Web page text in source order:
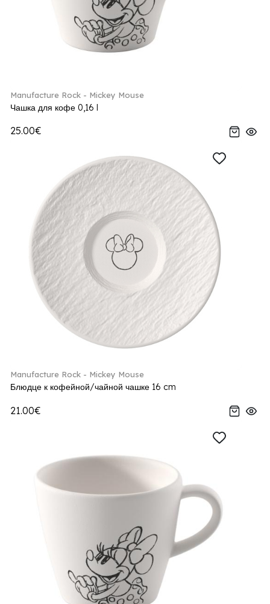
Manufacture Rock - Mickey Mouse
Чашка для кофе 0,16 l
25.00€
Manufacture Rock - Mickey Mouse
Блюдце к кофейной/чайной чашке 16 cm
21.00€